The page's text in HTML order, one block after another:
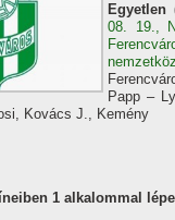
Egyetlen
08. 19.,
Papp –
Kovács J., Kemény
1 alkalommal